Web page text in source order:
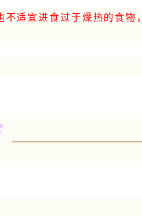
适宜进食过于燥热的食物，